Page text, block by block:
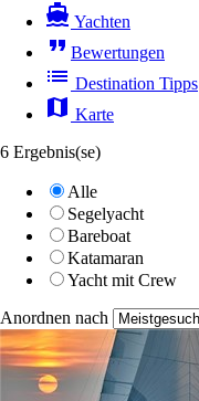
directions_boat Yachten
format_quote Bewertungen
list Destination Tipps
map Karte
6 Ergebnis(se)
Alle
Segelyacht
Bareboat
Katamaran
Yacht mit Crew
Anordnen nach